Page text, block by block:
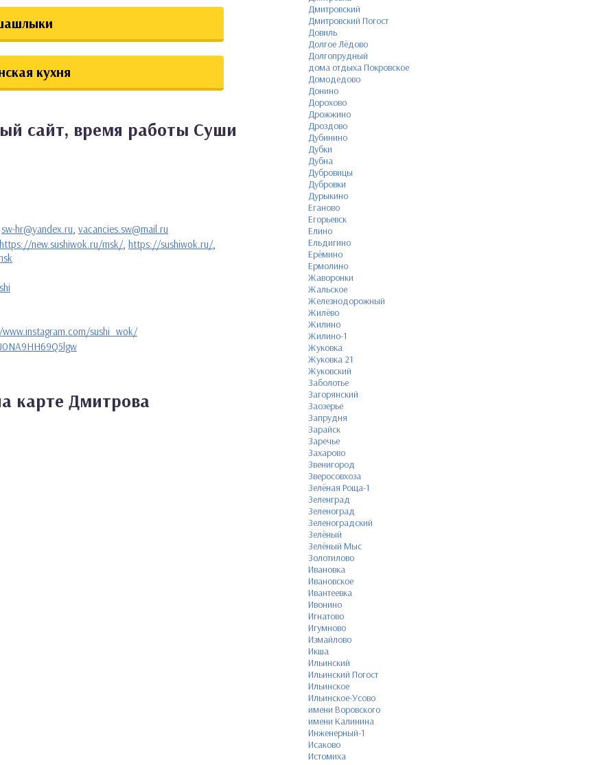
кухня
сайт, время работы Суши
sw-hr@yandex.ru, vacancies.sw@mail.ru
https://new.sushiwok.ru/msk/, https://sushiwok.ru/,
sushi_wok/
карте Дмитрова
Дмитровский
Дмитровский Погост
Довиль
Долгое Лёдово
Долгопрудный
дома отдыха Покровское
Домодедово
Донино
Дорохово
Дрожжино
Дроздово
Дубинино
Дубки
Дубна
Дубровицы
Дубровки
Дурыкино
Еганово
Егорьевск
Елино
Ельдигино
Ерёмино
Ермолино
Жаворонки
Жальское
Железнодорожный
Жилёво
Жилино
Жилино-1
Жуковка
Жуковка 21
Жуковский
Заболотье
Загорянский
Заозерье
Запрудня
Зарайск
Заречье
Захарово
Звенигород
Зверосовхоза
Зелёная Роща-1
Зеленград
Зеленоград
Зеленоградский
Зелёный
Зелёный Мыс
Золотилово
Ивановка
Ивановское
Ивантеевка
Ивонино
Игнатово
Игумново
Измайлово
Икша
Ильинский
Ильинский Погост
Ильинское
Ильинское-Усово
имени Воровского
имени Калинина
Инженерный-1
Исаково
Истомиха